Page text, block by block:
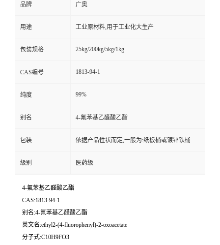
品牌 广奥
用途 工业原材料,用于工业化大生产
包装规格 25kg/200kg/5kg/1kg
CAS编号 1813-94-1
纯度 99%
别名 4-氟苯基乙醛酸乙酯
包装 依据产品性状而定,一般为:纸板桶或镀锌铁桶
级别 医药级
4-氟苯基乙醛酸乙酯
CAS:1813-94-1
别名:4-氟苯基乙醛酸乙酯
英文名:ethyl2-(4-fluorophenyl)-2-oxoacetate
分子式:C10H9FO3